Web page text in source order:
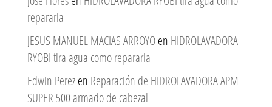
repararla
JESUS MANUEL MACIAS ARROYOen HIDROLAVADORA
RYOBI tira agua como repararla
Edwin Perezen Reparación de HIDROLAVADORA APM
SUPER 500 armado de cabezal